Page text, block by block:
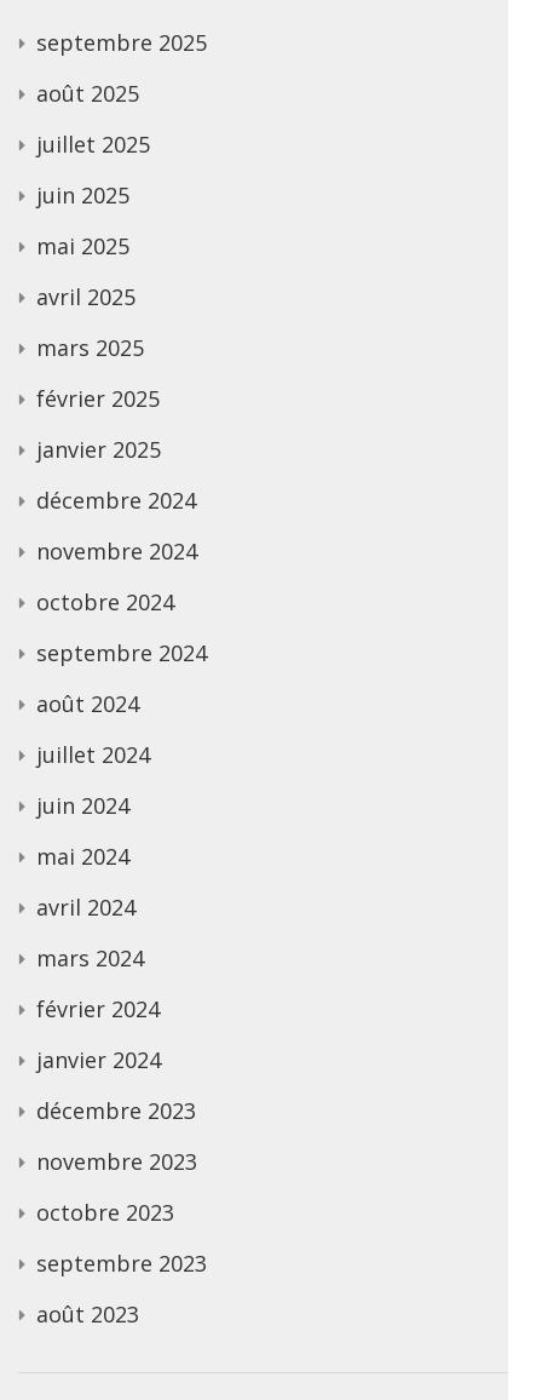
septembre 2025
août 2025
juillet 2025
juin 2025
mai 2025
avril 2025
mars 2025
février 2025
janvier 2025
décembre 2024
novembre 2024
octobre 2024
septembre 2024
août 2024
juillet 2024
juin 2024
mai 2024
avril 2024
mars 2024
février 2024
janvier 2024
décembre 2023
novembre 2023
octobre 2023
septembre 2023
août 2023